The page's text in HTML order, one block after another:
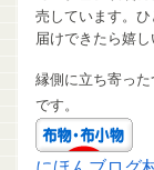
売しています。
届けできたら嬉し
縁側に立ち寄っ
です。